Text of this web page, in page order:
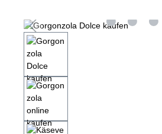
Bildergalerie überspringen